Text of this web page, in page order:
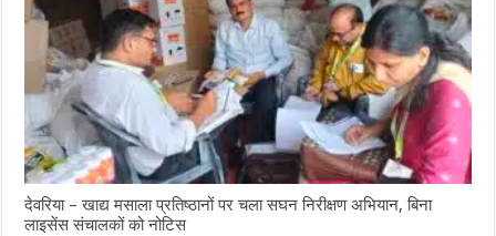
देवरिया – खाद्य मसाला प्रतिष्ठानों पर चला सघन निरीक्षण अभियान, बिना
लाइसेंस संचालकों को नोटिस